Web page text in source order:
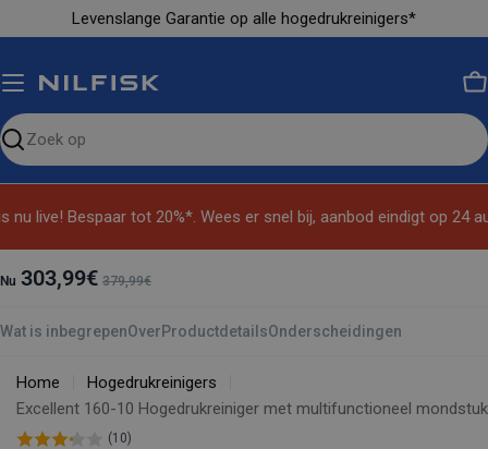
naar
Levenslange Garantie op alle hogedrukreinigers*
Zoeken
nu live! Bespaar tot 20%*. Wees er snel bij, aanbod eindigt op 24
Nu 303,99€ 379,99€
Wat is inbegrepenOver ProductdetailsOnderscheidingen
Home
Hogedrukreinigers
Excellent 160-10 Hogedrukreiniger met multifunctioneel mondstuk
(10)